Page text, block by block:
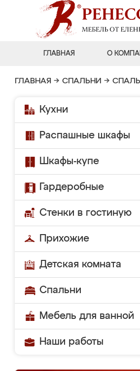
ГЛАВНАЯ О
ГЛАВНАЯ → СПАЛЬНИ →
Кухни
Распашные шкафы
Шкафы-купе
Гардеробные
Стенки в гостиную
Прихожие
Детская комната
Спальни
Мебель для ванной
Наши работы